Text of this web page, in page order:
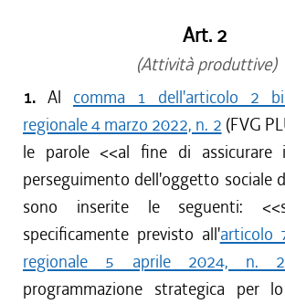
Art. 2
(Attività produttive)
1. Al comma 1 dell'articolo 2
regionale 4 marzo 2022, n. 2 (FVG
le parole <<al fine di assicurare
perseguimento dell'oggetto sociale
sono inserite le seguenti: <<
specificamente previsto all'articolo
regionale 5 aprile 2024, n. 2
programmazione strategica per